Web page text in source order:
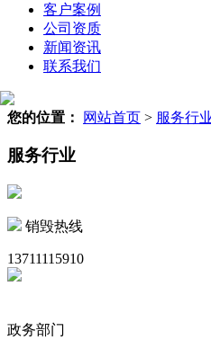
客户案例
公司资质
新闻资讯
联系我们
您的位置： 网站首页 > 服务行
服务行业
销毁热线
13711115910
政务部门